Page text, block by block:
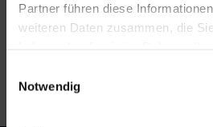
Partner führen diese
weiteren Daten zusammen, die
Notwendig
←1.G-Junioren gewinnt